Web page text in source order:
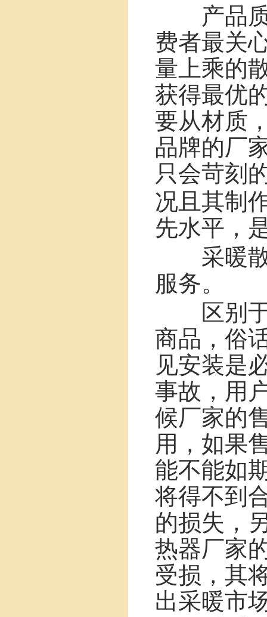
产品质
费者最关
量上乘的
获得最优
要从材质
品牌的厂
只会苛刻
况且其制
先水平，
采暖散
服务。
区别于
商品，俗
见安装是
事故，用
候厂家的
用，如果
能不能如
将得不到
的损失，
热器厂家
受损，其
出采暖市